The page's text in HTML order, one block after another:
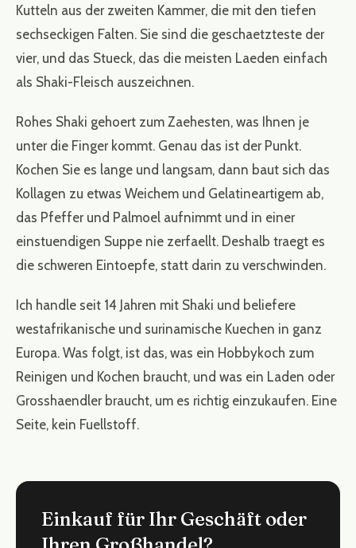
Kutteln aus der zweiten Kammer, die mit den tiefen
sechseckigen Falten. Sie sind die geschaetzteste der
vier, und das Stueck, das die meisten Laeden einfach
als Shaki-Fleisch auszeichnen.
Rohes Shaki gehoert zum Zaehesten, was Ihnen je
unter die Finger kommt. Genau das ist der Punkt.
Kochen Sie es lange und langsam, dann baut sich das
Kollagen zu etwas Weichem und Gelatineartigem ab,
das Pfeffer und Palmoel aufnimmt und in einer
einstuendigen Suppe nie zerfaellt. Deshalb traegt es
die schweren Eintoepfe, statt darin zu verschwinden.
Ich handle seit 14 Jahren mit Shaki und beliefere
westafrikanische und surinamische Kuechen in ganz
Europa. Was folgt, ist das, was ein Hobbykoch zum
Reinigen und Kochen braucht, und was ein Laden oder
Grosshaendler braucht, um es richtig einzukaufen. Eine
Seite, kein Fuellstoff.
Einkauf für Ihr Geschäft oder